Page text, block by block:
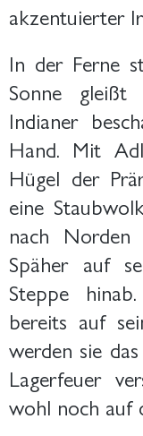
akzentuierter
In der Ferne
Sonne
Indianer
Hand. Mit
Hügel der
eine
nach Norden
Späher auf
Steppe
bereits auf
werden sie
Lagerfeuer
wohl noch auf